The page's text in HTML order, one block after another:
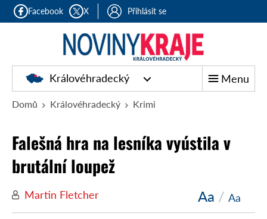
Facebook X Přihlásit se
Královéhradecký Menu
Domů Královéhradecký Krimi
Falešná hra na lesníka vyústila v
brutální loupež
Martin Fletcher Aa / Aa